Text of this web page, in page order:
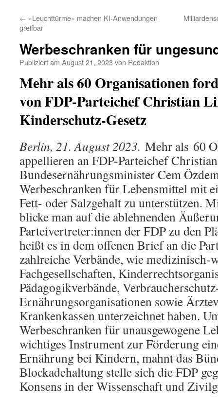
← »Leuchttürme« machen KI-Anwendungen
greifbar
Werbeschranken für
Publiziert am August 21, 2023 von Redaktion
Mehr als 60 Organisationen
von FDP-Parteichef Christian
Kinderschutz-Gesetz
Berlin, 21. August 2023. Mehr als 60
appellieren an FDP-Parteichef
Bundesernährungsminister Cem
Werbeschranken für Lebensmittel mit
Fett- oder Salzgehalt zu unterstützen.
blicke man auf die ablehnenden
Parteivertreter:innen der FDP zu den
heißt es in dem offenen Brief an die
zahlreiche Verbände, wie medizinisch-
Fachgesellschaften,
Pädagogikverbände,
Ernährungsorganisationen sowie
Krankenkassen unterzeichnet haben.
Werbeschranken für unausgewogene
wichtiges Instrument zur Förderung
Ernährung bei Kindern, mahnt das
Blockadehaltung stelle sich die FDP
Konsens in der Wissenschaft und